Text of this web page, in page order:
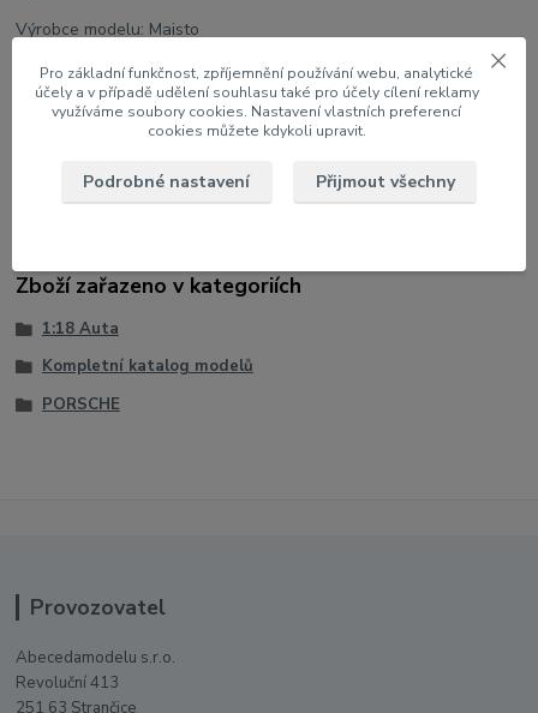
Výrobce modelu: Maisto
Měřítko: 1:18
Velikost: 23 cm
Zboží zařazeno v kategoriích
1:18 Auta
Kompletní katalog modelů
PORSCHE
Provozovatel
Abecedamodelu s.r.o.
Revoluční 413
Pro základní funkčnost, zpříjemnění používání webu, analytické
účely a v případě udělení souhlasu také pro účely cílení reklamy
využíváme soubory cookies. Nastavení vlastních preferencí
cookies můžete kdykoli upravit.
Podrobné nastavení Přijmout všechny